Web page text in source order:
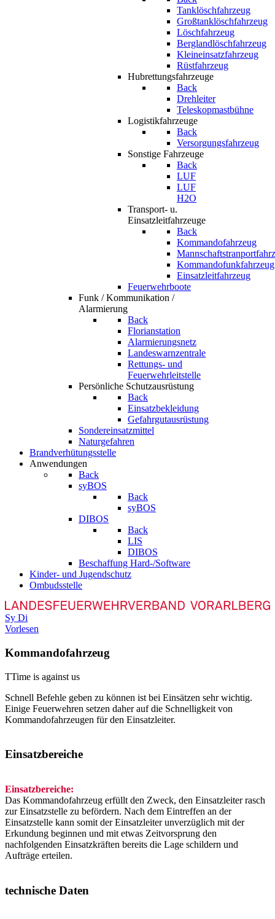
Tanklöschfahrzeug
Großtanklöschfahrzeug
Löschfahrzeug
Berglandlöschfahrzeug
Kleineinsatzfahrzeug
Rüstfahrzeug
Hubrettungsfahrzeuge
Back
Drehleiter
Teleskopmastbühne
Logistikfahrzeuge
Back
Versorgungsfahrzeug
Sonstige Fahrzeuge
Back
LUF
LUF
H2O
Transport- u.
Einsatzleitfahrzeuge
Back
Kommandofahrzeug
Kommandofunkfahrzeug
Einsatzleitfahrzeug
Feuerwehrboote
Funk / Kommunikation /
Alarmierung
Back
Florianstation
Alarmierungsnetz
Landeswarnzentrale
Rettungs- und
Feuerwehrleitstelle
Persönliche Schutzausrüstung
Back
Einsatzbekleidung
Gefahrgutausrüstung
Sondereinsatzmittel
Naturgefahren
Brandverhütungsstelle
Anwendungen
Back
syBOS
Back
syBOS
DIBOS
Back
LIS
DIBOS
Beschaffung Hard-/Software
Kinder- und Jugendschutz
Ombudsstelle
Sy Di
Vorlesen
Kommandofahrzeug
TTime is against us
Schnell Befehle geben zu können ist bei Einsätzen sehr wichtig.
Einige Feuerwehren setzen daher auf die Schnelligkeit von
Kommandofahrzeugen für den Einsatzleiter.
Einsatzbereiche
Einsatzbereiche:
Das Kommandofahrzeug erfüllt den Zweck, den Einsatzleiter rasch
zur Einsatzstelle zu befördern. Nach dem Eintreffen an der
Einsatzstelle kann somit der Einsatzleiter unverzüglich mit der
Erkundung beginnen und mit etwas Zeitvorsprung den
nachfolgenden Einsatzkräften bereits die Lage schildern und
Aufträge erteilen.
technische Daten